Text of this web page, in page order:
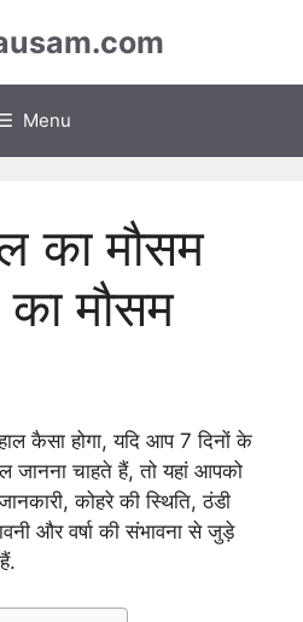
Menu
का मौसम
मौसम
कैसा होगा, यदि आप 7 दिनों के
जानना चाहते हैं, तो यहां आपको
कोहरे की स्थिति, ठंडी
और वर्षा की संभावना से जुड़े